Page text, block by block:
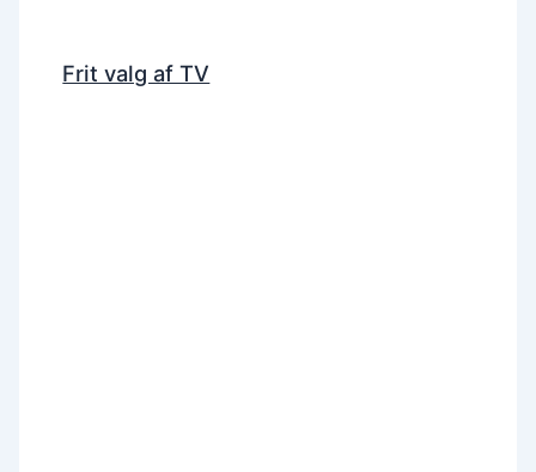
Frit valg af TV